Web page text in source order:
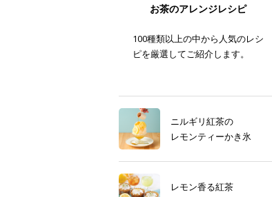
お茶のアレンジレシピ
100種類以上の中から人気のレシ
ピを厳選してご紹介します。
ニルギリ紅茶の
レモンティーかき氷
レモン香る紅茶